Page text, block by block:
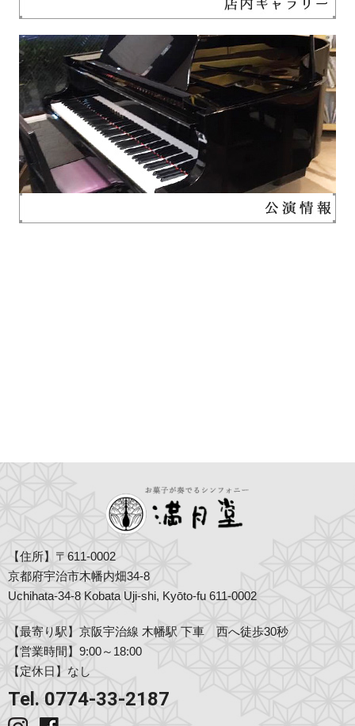
【住所】〒611-0002
京都府宇治市木幡内畑34-8
Uchihata-34-8 Kobata Uji-shi, Kyōto-fu 611-0002
【最寄り駅】京阪宇治線 木幡駅 下車 西へ徒歩30秒
【営業時間】9:00～18:00
【定休日】なし
Tel. 0774-33-2187